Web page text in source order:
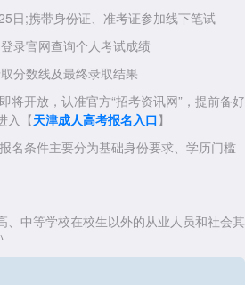
;携带身份证、准考证参加线下笔试
官网查询个人考试成绩
数线及最终录取结果
开放，认准官方“招考资讯网”，提前备好
入【天津成人高考报名入口】
名条件主要分为基础身份要求、学历门槛
中等学校在校生以外的从业人员和社会其